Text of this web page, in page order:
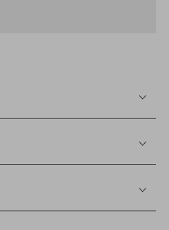
Indisponível
Indisponível